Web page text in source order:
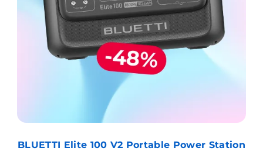
BLUETTI Elite 100 V2 Portable Power Station